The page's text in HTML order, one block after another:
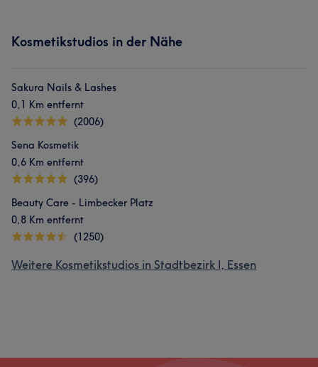
Kosmetikstudios in der Nähe
Sakura Nails & Lashes
0,1 Km entfernt
(2006)
Sena Kosmetik
0,6 Km entfernt
(396)
Beauty Care - Limbecker Platz
0,8 Km entfernt
(1250)
Weitere Kosmetikstudios in Stadtbezirk I, Essen